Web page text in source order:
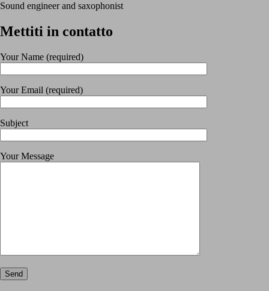
Sound engineer and saxophonist
Mettiti in contatto
Your Name (required)
Your Email (required)
Subject
Your Message